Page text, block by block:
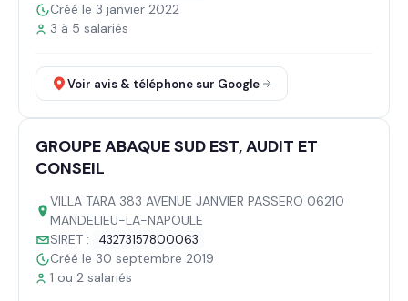
Créé le 3 janvier 2022
3 à 5 salariés
Voir avis & téléphone sur Google
GROUPE ABAQUE SUD EST, AUDIT ET
CONSEIL
VILLA TARA 383 AVENUE JANVIER PASSERO 06210
MANDELIEU-LA-NAPOULE
SIRET :
43273157800063
Créé le 30 septembre 2019
1 ou 2 salariés